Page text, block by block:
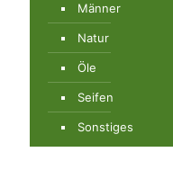
Männer
Natur
Öle
Seifen
Sonstiges